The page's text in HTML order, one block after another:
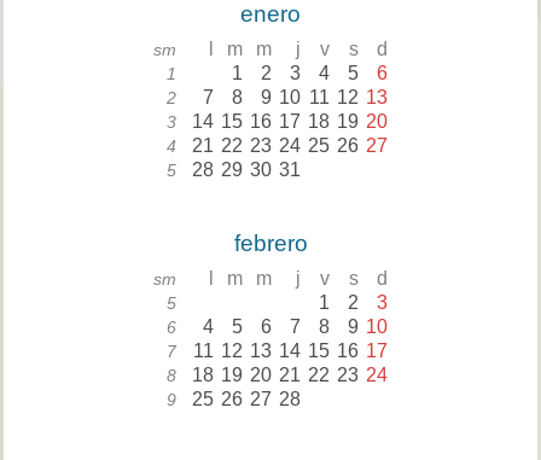
enero
sm m m j v s d
1 1 2 3 4 5 6
2 7 8 9 10 11 12 13
3 14 15 16 17 18 19 20
4 21 22 23 24 25 26 27
5 28 29 30 31
febrero
sm m m j v s d
5 1 2 3
6 4 5 6 7 8 9 10
7 11 12 13 14 15 16 17
8 18 19 20 21 22 23 24
9 25 26 27 28